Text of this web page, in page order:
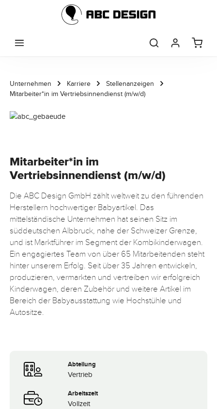
Zum Hauptinhalt springen
Unternehmen Karriere
Stellenanzeigen
Mitarbeiter*in im Vertriebsinnendienst (m/w/d)
Mitarbeiter*in im
Vertriebsinnendienst (m/w/d)
Die ABC Design GmbH zählt weltweit zu den führenden
Herstellern hochwertiger Babyartikel. Das
mittelständische Unternehmen hat seinen Sitz im
süddeutschen Albbruck, nahe der Schweizer Grenze,
und ist Marktführer im Segment der Kombikinderwagen.
Ein engagiertes Team von über 65 Mitarbeitenden steht
hinter unserem Erfolg. Seit über 35 Jahren entwickeln,
produzieren, vermarkten und vertreiben wir erfolgreich
Kinderwagen, deren Zubehör und weitere Artikel im
Bereich der Babyausstattung wie Hochstühle und
Autositze.
Abteilung
Vertrieb
Arbeitszeit
Vollzeit